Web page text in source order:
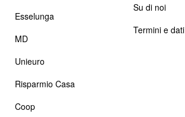
Esselunga
MD
Unieuro
Risparmio Casa
Coop
Su di noi
Termini e dati